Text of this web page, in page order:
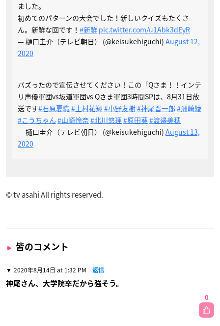
ました。
初めてのパターンの大会でした！新しいクイズもたくさ
ん。新鮮な回です！ #新鮮 pic.twitter.com/u1Abk3dEyR
— 樋口圭介（テレビ朝日） (@keisukehiguchi) August 12,
2020
バズったので宣伝させてください！この「Qさま！！インテ
リ声優軍団vs坂道軍団vs Qさま軍団3時間SPは、8月31日放
送です#石原夏織#上村祐翔 #小野友樹#神尾晋一郎#洲崎綾
#こうちゃん #山崎怜奈#北川悠理 #原田葵#渡邉美穂
— 樋口圭介（テレビ朝日） (@keisukehiguchi) August 13,
2020
© tv asahi All rights reserved.
皆のコメント
2020年8月14日 at 1:32 PM 返信
神尾さん、大学院卒だから強そう。
0